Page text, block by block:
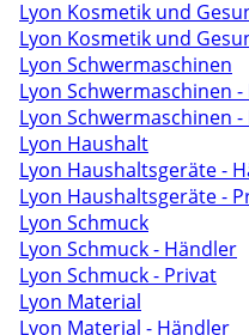
Lyon Kosmetik und
Lyon Kosmetik und
Lyon Schwermaschinen
Lyon Schwermaschinen
Lyon Schwermaschinen
Lyon Haushalt
Lyon Haushaltsgeräte -
Lyon Haushaltsgeräte -
Lyon Schmuck
Lyon Schmuck - Händler
Lyon Schmuck - Privat
Lyon Material
Lyon Material - Händler